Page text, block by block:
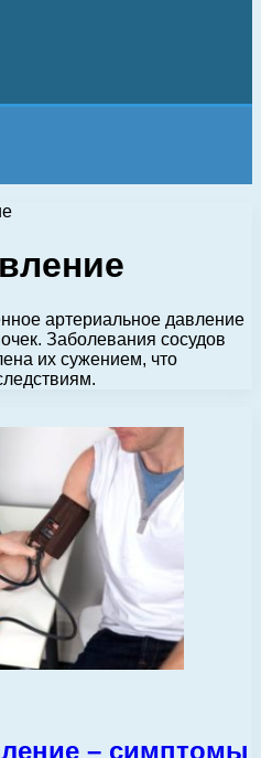
артериальное давление
Заболевания сосудов
их сужением, что
– симптомы